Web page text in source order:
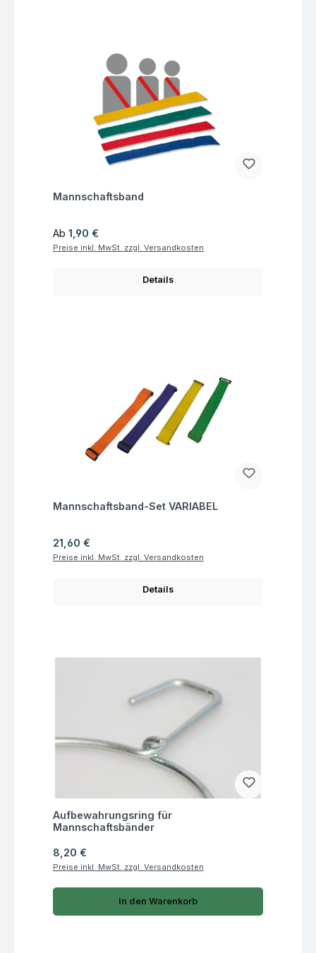
Fragen zum Artikel
Mannschaftsband
Regulärer Preis:
Ab 1,90 €
Preise inkl. MwSt. zzgl. Versandkosten
Details
Fragen zum Artikel
Mannschaftsband-Set VARIABEL
Regulärer Preis:
21,60 €
Preise inkl. MwSt. zzgl. Versandkosten
Details
Fragen zum Artikel
Aufbewahrungsring für
Mannschaftsbänder
Regulärer Preis:
8,20 €
Preise inkl. MwSt. zzgl. Versandkosten
In den Warenkorb